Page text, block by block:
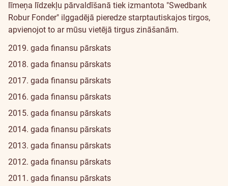
līmeņa līdzekļu pārvaldīšanā tiek izmantota "Swedbank
Robur Fonder" ilggadējā pieredze starptautiskajos tirgos,
apvienojot to ar mūsu vietējā tirgus zināšanām.
2019. gada finansu pārskats
2018. gada finansu pārskats
2017. gada finansu pārskats
2016. gada finansu pārskats
2015. gada finansu pārskats
2014. gada finansu pārskats
2013. gada finansu pārskats
2012. gada finansu pārskats
2011. gada finansu pārskats